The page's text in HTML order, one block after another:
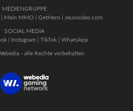
MEDIENGRUPPE
| Mein MMO | GetHero | Jeuxvideo.com
SOCIAL MEDIA
| Instagram | TikTok | WhatsApp
- alle Rechte vorbehalten